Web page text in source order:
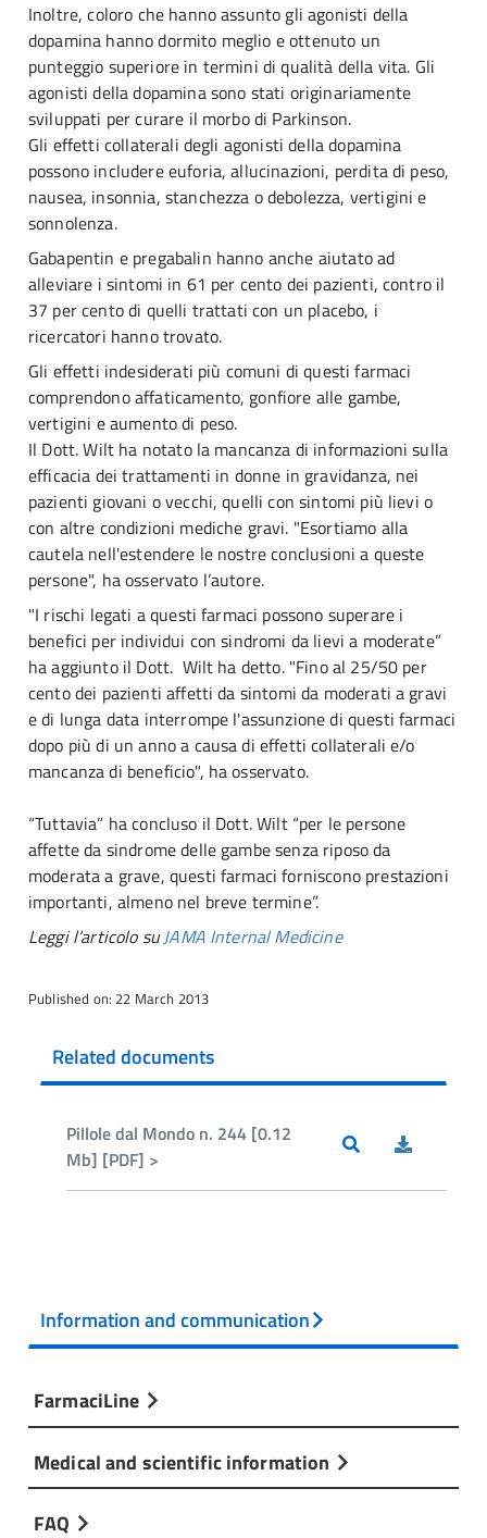
Inoltre, coloro che hanno assunto gli agonisti della
dopamina hanno dormito meglio e ottenuto un
punteggio superiore in termini di qualità della vita. Gli
agonisti della dopamina sono stati originariamente
sviluppati per curare il morbo di Parkinson.
Gli effetti collaterali degli agonisti della dopamina
possono includere euforia, allucinazioni, perdita di peso,
nausea, insonnia, stanchezza o debolezza, vertigini e
sonnolenza.
Gabapentin e pregabalin hanno anche aiutato ad
alleviare i sintomi in 61 per cento dei pazienti, contro il
37 per cento di quelli trattati con un placebo, i
ricercatori hanno trovato.
Gli effetti indesiderati più comuni di questi farmaci
comprendono affaticamento, gonfiore alle gambe,
vertigini e aumento di peso.
Il Dott. Wilt ha notato la mancanza di informazioni sulla
efficacia dei trattamenti in donne in gravidanza, nei
pazienti giovani o vecchi, quelli con sintomi più lievi o
con altre condizioni mediche gravi. "Esortiamo alla
cautela nell'estendere le nostre conclusioni a queste
persone", ha osservato l’autore.
"I rischi legati a questi farmaci possono superare i
benefici per individui con sindromi da lievi a moderate”
ha aggiunto il Dott. Wilt ha detto. "Fino al 25/50 per
cento dei pazienti affetti da sintomi da moderati a gravi
e di lunga data interrompe l'assunzione di questi farmaci
dopo più di un anno a causa di effetti collaterali e/o
mancanza di beneficio", ha osservato.
“Tuttavia” ha concluso il Dott. Wilt “per le persone
affette da sindrome delle gambe senza riposo da
moderata a grave, questi farmaci forniscono prestazioni
importanti, almeno nel breve termine”.
Leggi l’articolo suJAMA Internal Medicine
Published on: 22 March 2013
Related documents
Pillole dal Mondo n. 244 [0.12
Mb] [PDF] >
Information and communication
FarmaciLine
Medical and scientific information
FAQ